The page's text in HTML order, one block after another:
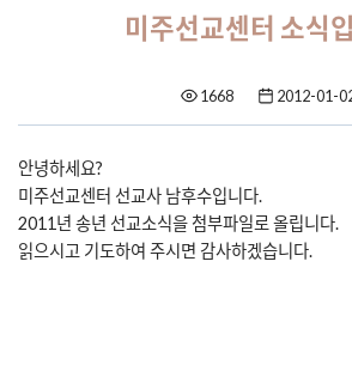
미주선교센터 소식
1668 2012-01-
안녕하세요?
미주선교센터 선교사 남후수입니다.
2011년 송년 선교소식을 첨부파일로 올립니다.
읽으시고 기도하여 주시면 감사하겠습니다.